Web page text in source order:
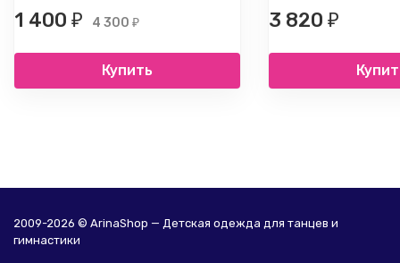
1 400 ₽ 4 300 ₽
Купить
3 820 ₽
2009-2026 © ArinaShop — Детская одежда для танцев и
гимнастики